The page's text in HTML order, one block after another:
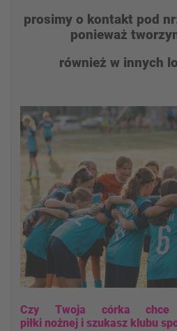
prosimy o kontakt pod
ponieważ
również w innych
Czy Twoja córka chce
piłki nożnej i szukasz klubu